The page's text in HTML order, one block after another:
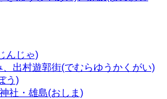
んじゃ)
出村遊郭街(でむらゆうかくがい)
う)
社・雄島(おしま)